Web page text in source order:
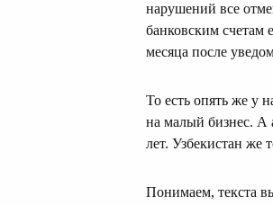
нарушений все
банковским счетам
месяца после
То есть опять же у
на малый бизнес. А
лет. Узбекистан же
Понимаем, текста